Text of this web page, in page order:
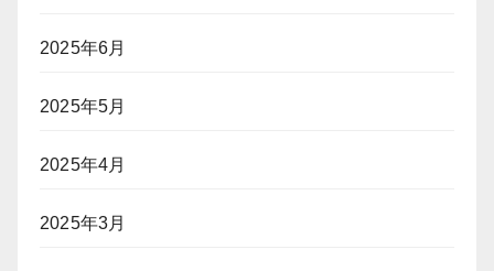
2025年6月
2025年5月
2025年4月
2025年3月